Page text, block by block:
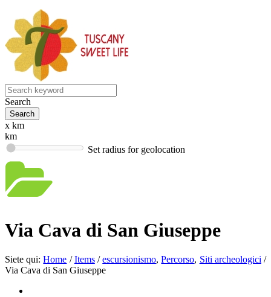
Search
x km
km
Set radius for geolocation
Via Cava di San Giuseppe
Siete qui: Home / Items / escursionismo,Percorso, Siti archeologici /
Via Cava di San Giuseppe